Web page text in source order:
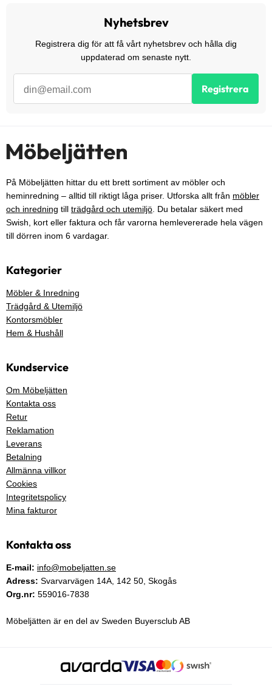
Nyhetsbrev
Registrera dig för att få vårt nyhetsbrev och hålla dig
uppdaterad om senaste nytt.
Registrera
På Möbeljätten hittar du ett brett sortiment av möbler och
heminredning – alltid till riktigt låga priser. Utforska allt från möbler
och inredning till trädgård och utemiljö. Du betalar säkert med
Swish, kort eller faktura och får varorna hemlevererade hela vägen
till dörren inom 6 vardagar.
Kategorier
Möbler & Inredning
Trädgård & Utemiljö
Kontorsmöbler
Hem & Hushåll
Kundservice
Om Möbeljätten
Kontakta oss
Retur
Reklamation
Leverans
Betalning
Allmänna villkor
Cookies
Integritetspolicy
Mina fakturor
Kontakta oss
E-mail: info@mobeljatten.se
Adress: Svarvarvägen 14A, 142 50, Skogås
Org.nr: 559016-7838
Möbeljätten är en del av Sweden Buyersclub AB